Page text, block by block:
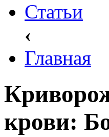
Статьи
‹
Главная
крови: